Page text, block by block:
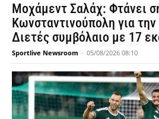
Μοχάμεντ Σαλάχ: Φτάνει
Κωνσταντινούπολη για
Διετές συμβόλαιο με 17
Sportlive Newsroom - 05/08/2026 08:10